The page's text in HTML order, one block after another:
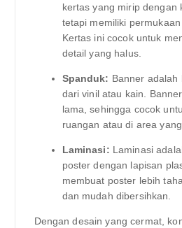
kertas yang mirip dengan
tetapi memiliki
Kertas ini cocok untuk
detail yang halus.
Spanduk: Banner
dari vinil atau kain.
lama, sehingga cocok
ruangan atau di area
Laminasi: Laminasi
poster dengan lapisan
membuat poster lebih
dan mudah dibersihkan.
Dengan desain yang cermat,